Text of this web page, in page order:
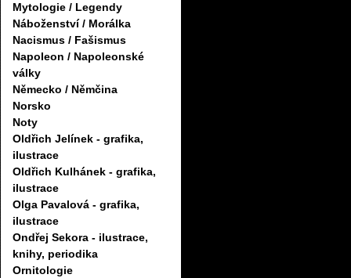
Mytologie / Legendy
Náboženství / Morálka
Nacismus / Fašismus
Napoleon / Napoleonské
války
Německo / Němčina
Norsko
Noty
Oldřich Jelínek - grafika,
ilustrace
Oldřich Kulhánek - grafika,
ilustrace
Olga Pavalová - grafika,
ilustrace
Ondřej Sekora - ilustrace,
knihy, periodika
Ornitologie